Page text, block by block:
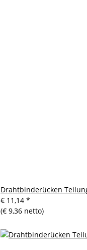
Drahtbinderücken
€ 11,14 *
(€ 9,36 netto)